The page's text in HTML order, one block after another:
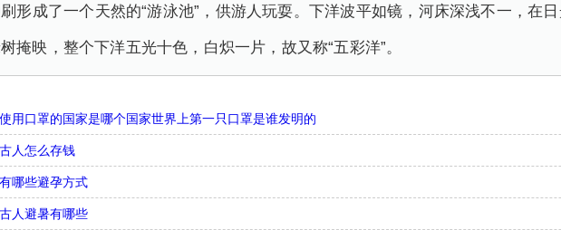
形成了一个天然的“游泳池”，供游人玩耍。下洋波平如镜，河床深浅不一，在
掩映，整个下洋五光十色，白炽一片，故又称“五彩洋”。
用口罩的国家是哪个国家世界上第一只口罩是谁发明的
人怎么存钱
哪些避孕方式
人避暑有哪些